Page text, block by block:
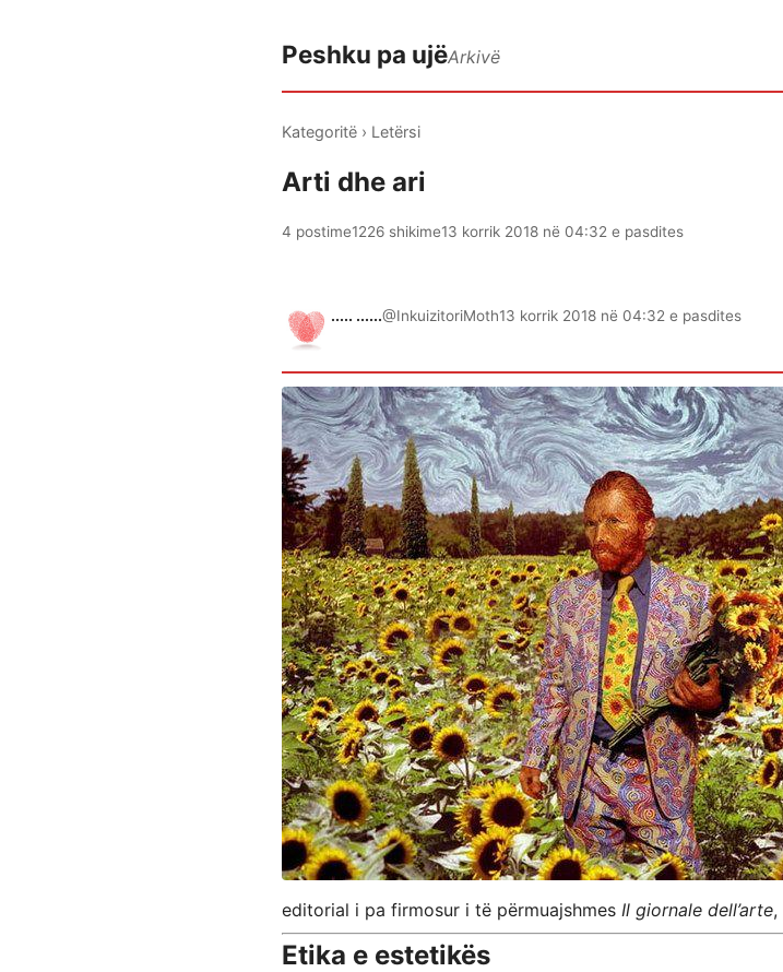
Peshku pa ujëArkivë
Kategoritë › Letërsi
Arti dhe ari
4 postime1226 shikime13 korrik 2018 në 04:32 e pasdites
..... ......@InkuizitoriMoth13 korrik 2018 në 04:32 e pasdites
editorial i pa firmosur i të përmuajshmes Il giornale dell’arte,
Etika e estetikës